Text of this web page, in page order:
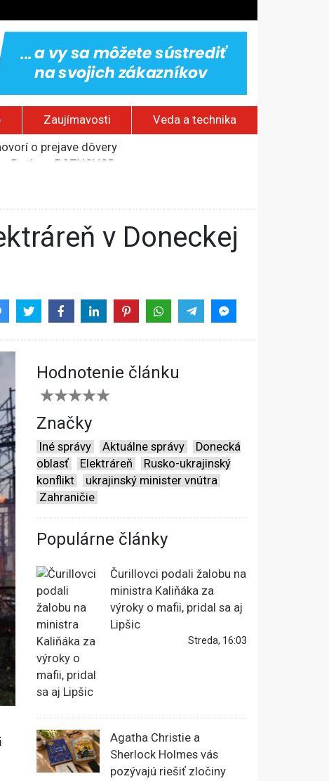
Zaujímavosti Veda a technika
– ROZHOVOR
Hodnotenie článku
Značky
Iné správy Aktuálne správy
Donecká
oblasť
Elektráreň
Rusko-ukrajinský
konflikt
ukrajinský minister vnútra
Zahraničie
Populárne články
Čurillovci podali žalobu na
ministra Kaliňáka za
výroky o mafii, pridal sa aj
Lipšic
Streda, 16:03
Agatha Christie a
Sherlock Holmes vás
pozývajú riešiť zločiny